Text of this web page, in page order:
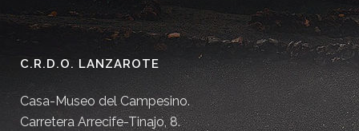
C.R.D.O. LANZAROTE
Casa-Museo del Campesino.
Carretera Arrecife-Tinajo, 8.